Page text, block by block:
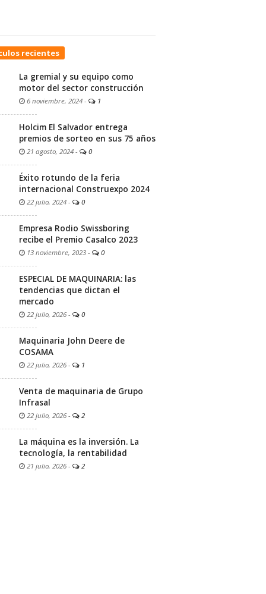
recientes
La gremial y su equipo como
motor del sector construcción
6 noviembre, 2024 - 1
Holcim El Salvador entrega
premios de sorteo en sus 75 años
21 agosto, 2024 - 0
Éxito rotundo de la feria
internacional Construexpo 2024
22 julio, 2024 - 0
Empresa Rodio Swissboring
recibe el Premio Casalco 2023
13 noviembre, 2023 - 0
ESPECIAL DE MAQUINARIA: las
tendencias que dictan el
mercado
22 julio, 2026 - 0
Maquinaria John Deere de
COSAMA
22 julio, 2026 - 1
Venta de maquinaria de Grupo
Infrasal
22 julio, 2026 - 2
La máquina es la inversión. La
tecnología, la rentabilidad
21 julio, 2026 - 2